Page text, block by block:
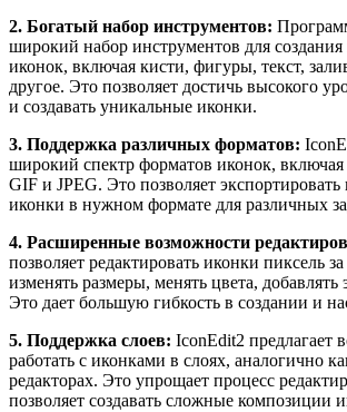
2. Богатый набор инструментов:
широкий набор инструментов для создания
иконок, включая кисти, фигуры, текст,
другое. Это позволяет достичь высокого
и создавать уникальные иконки.
3. Поддержка различных форматов:
широкий спектр форматов иконок,
GIF и JPEG. Это позволяет экспортировать
иконки в нужном формате для различных
4. Расширенные возможности
позволяет редактировать иконки пиксель
изменять размеры, менять цвета,
Это дает большую гибкость в создании и
5. Поддержка слоев: IconEdit2 предлагает
работать с иконками в слоях, аналогично
редакторах. Это упрощает процесс
позволяет создавать сложные композиции